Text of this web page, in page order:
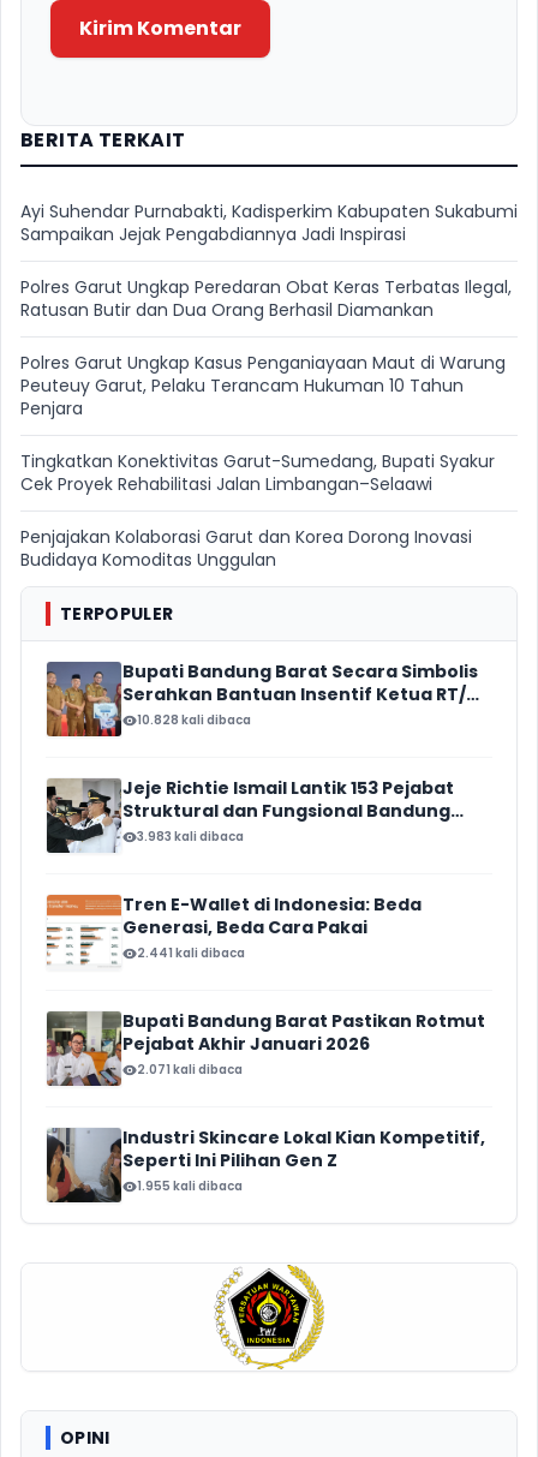
BERITA TERKAIT
Ayi Suhendar Purnabakti, Kadisperkim Kabupaten Sukabumi
Sampaikan Jejak Pengabdiannya Jadi Inspirasi
Polres Garut Ungkap Peredaran Obat Keras Terbatas Ilegal,
Ratusan Butir dan Dua Orang Berhasil Diamankan
Polres Garut Ungkap Kasus Penganiayaan Maut di Warung
Peuteuy Garut, Pelaku Terancam Hukuman 10 Tahun
Penjara
Tingkatkan Konektivitas Garut-Sumedang, Bupati Syakur
Cek Proyek Rehabilitasi Jalan Limbangan–Selaawi
Penjajakan Kolaborasi Garut dan Korea Dorong Inovasi
Budidaya Komoditas Unggulan
Kirim Komentar
TERPOPULER
Bupati Bandung Barat Secara Simbolis
Serahkan Bantuan Insentif Ketua RT/
RW, Total Anggaran Mencapai Rp16
10.828 kali dibaca
Jeje Richtie Ismail Lantik 153 Pejabat
Struktural dan Fungsional Bandung
Barat
3.983 kali dibaca
Tren E-Wallet di Indonesia: Beda
Generasi, Beda Cara Pakai
2.441 kali dibaca
Bupati Bandung Barat Pastikan Rotmut
Pejabat Akhir Januari 2026
2.071 kali dibaca
Industri Skincare Lokal Kian Kompetitif,
Seperti Ini Pilihan Gen Z
1.955 kali dibaca
OPINI